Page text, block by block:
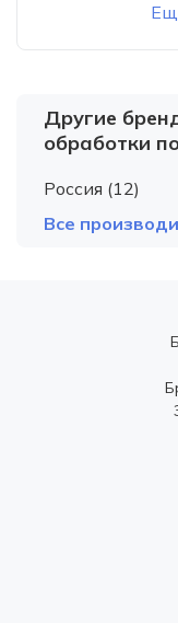
Другие
обработки
Россия (12)
Все